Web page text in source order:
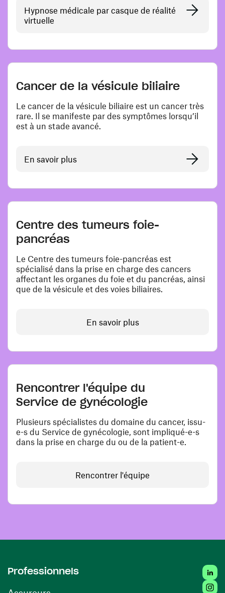
Hypnose médicale par casque de réalité
virtuelle
Cancer de la vésicule biliaire
Le cancer de la vésicule biliaire est un cancer très
rare. Il se manifeste par des symptômes lorsqu’il
est à un stade avancé.
En savoir plus
Centre des tumeurs foie-
pancréas
Le Centre des tumeurs foie-pancréas est
spécialisé dans la prise en charge des cancers
affectant les organes du foie et du pancréas, ainsi
que de la vésicule et des voies biliaires.
En savoir plus
Rencontrer l'équipe du
Service de gynécologie
Plusieurs spécialistes du domaine du cancer, issu-
e-s du Service de gynécologie, sont impliqué-e-s
dans la prise en charge du ou de la patient-e.
Rencontrer l'équipe
Professionnels